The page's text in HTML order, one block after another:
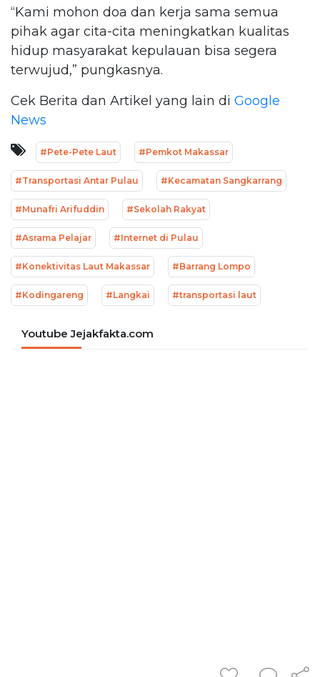
“Kami mohon doa dan kerja sama semua
pihak agar cita-cita meningkatkan kualitas
hidup masyarakat kepulauan bisa segera
terwujud,” pungkasnya.
Cek Berita dan Artikel yang lain di Google
News
#Pete-Pete Laut #Pemkot Makassar
#Transportasi Antar Pulau #Kecamatan Sangkarrang
#Munafri Arifuddin #Sekolah Rakyat
#Asrama Pelajar #Internet di Pulau
#Konektivitas Laut Makassar #Barrang Lompo
#Kodingareng #Langkai #transportasi laut
Youtube Jejakfakta.com